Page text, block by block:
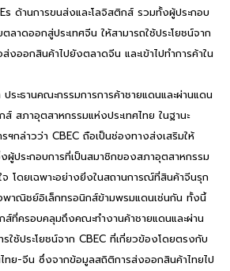
ด้านการขนส่งและโลจิสติกส์ รวมทั้งผู้ประกอบ
ลาดออกสู่ประเทศจีน ให้สามารถใช้ประโยชน์จาก
งออกสินค้าไปยังตลาดจีน และเข้าไปทำการค้าใน
นคณะกรรมการการค้าชายแดนและผ่านแดน
ส์ สภาอุตสาหกรรมแห่งประเทศไทย ในฐานะ
กล่าวว่า CBEC ถือเป็นช่องทางส่งเสริมให้
ผู้ประกอบการที่เป็นสมาชิกของสภาอุตสาหกรรม
จ โดยเฉพาะอย่างยิ่งในสถานการณ์ที่สินค้าจีนรุก
พาณิชย์อิเล็กทรอนิกส์ข้ามพรมแดนเช่นกัน ทั้งนี้
ส์ที่ครอบคลุมถึงคณะทำงานค้าชายแดนและผ่าน
ใช้ประโยชน์จาก CBEC ที่เกี่ยวข้องโดยตรงกับ
ทย-จีน ซึ่งจากข้อมูลสถิติการส่งออกสินค้าไทยไป